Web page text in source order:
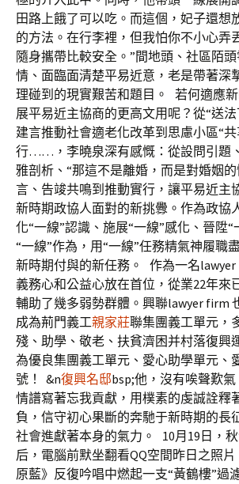
田路上餓了可以吃。而這個，妃子還想
的方法。在行李裡，但我怕你不小心弄
隨身攜帶比較安全。”間地頭、社區陌
情、面臨面清楚平易近意，老是帶著深
理碰到的現實艱苦和題目。
若何適應
展平易近主協商的更高文用呢？從“送法
建言推動社會適老化改革到思慮小區“
行……，李曉泉深有感慨：從設問引題
雅剖析、“那這不是離婚，而是對​​婚姻
言、告竣共鳴到推動實行，讓平易近主
新時期政協人面對的新挑釁。作為政協
化“一線”認識、施展“一線”感化、晉陞
“一線”作為，用“一線”任務精氣神履職
新時期付與的新任務。
作為一名
義務心和公益心放在首位，從業22年來
輔助了幾多弱勢群體。興聯lawyer firm
成為荊門義工親家莊聯集團義工單元，
殘、助學、敬老、扶貧濟困并村落復興
為優良集團義工單元、愛心助學單元、
號！
&n復興名邸bsp;他，沒有唉聲歎
情譜寫著忘我貢獻，用樸素的虔誠詮釋
負，信守初心果斷的奔馳于新時期的長
社會進獻著本身的氣力。
10月19日，
后，電腦前默坐翻看QQ空間昨日之照
原藍》反復吟唱中燃起一支“黃鶴樓”過